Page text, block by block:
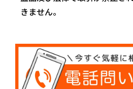
きません。